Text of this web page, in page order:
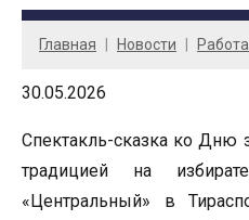
Главная Новости
30.05.2026
Спектакль-сказка ко Дню
традицией на
«Центральный» в